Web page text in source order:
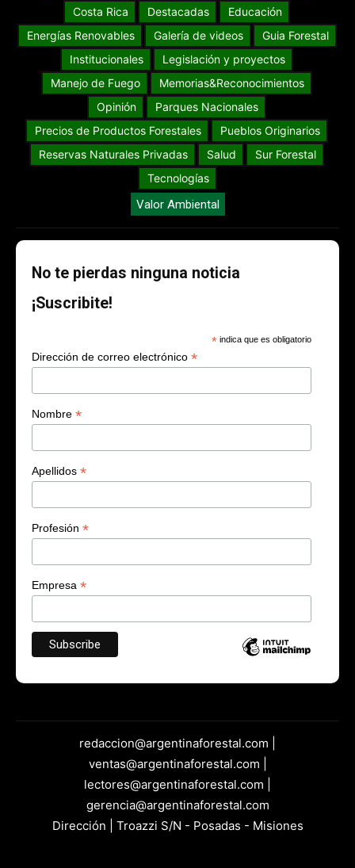
Costa Rica
Destacadas
Educación
Energías Renovables
Galería de videos
Guia Forestal
Institucionales
Legislación y proyectos
Manejo de Fuego
Memorias&Reconocimientos
Opinión
Parques Nacionales
Precios de Productos Forestales
Pueblos Originarios
Reservas Naturales Privadas
Salud
Sur Forestal
Tecnologías
Valor Ambiental
No te pierdas ninguna noticia
¡Suscribite!
* indica que es obligatorio
Dirección de correo electrónico *
Nombre *
Apellidos *
Profesión *
Empresa *
redaccion@argentinaforestal.com |
ventas@argentinaforestal.com |
lectores@argentinaforestal.com |
gerencia@argentinaforestal.com
Dirección | Troazzi S/N - Posadas - Misiones